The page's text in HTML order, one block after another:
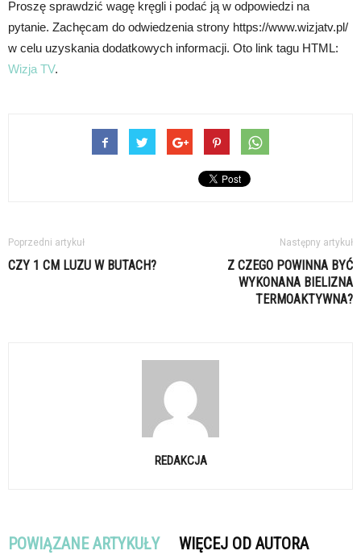
Proszę sprawdzić wagę kręgli i podać ją w odpowiedzi na
pytanie. Zachęcam do odwiedzenia strony https://www.wizjatv.pl/
w celu uzyskania dodatkowych informacji. Oto link tagu HTML:
Wizja TV.
Poprzedni artykuł
CZY 1 CM LUZU W BUTACH?
Następny artykuł
Z CZEGO POWINNA BYĆ
WYKONANA BIELIZNA
TERMOAKTYWNA?
REDAKCJA
POWIĄZANE ARTYKUŁY WIĘCEJ OD AUTORA